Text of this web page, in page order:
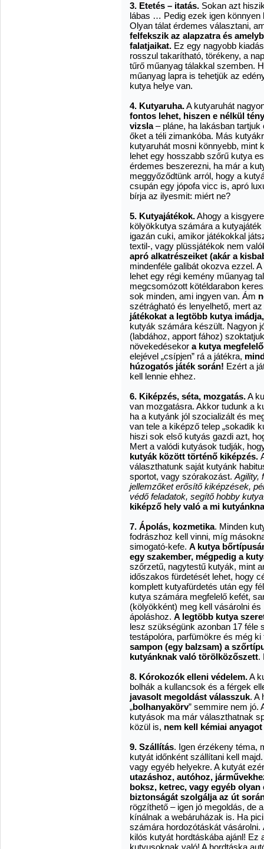
3. Etetés – itatás. Sokan azt
lábas … Pedig ezek igen könnyen
Olyan tálat érdemes választani,
felfekszik az alapzatra és
falatjaikat. Ez egy nagyobb
rosszul takarítható, törékeny, a
tűrő műanyag tálakkal szemben.
műanyag lapra is tehetjük az
kutya helye van.
4. Kutyaruha.A kutyaruhát
fontos lehet, hiszen e nélkül
vizsla– pláne, ha lakásban
őket a téli zimankóba. Más
kutyaruhát mosni könnyebb, mint
lehet egy hosszabb szőrű kutya
érdemes beszerezni, ha már a
meggyőződtünk arról, hogy a
csupán egy jópofa vicc is, apró
bírja az ilyesmit: miért ne?
5. Kutyajátékok.Ahogy a
kölyökkutya számára a
igazán cuki, amikor játékokkal
textil-, vagy plüssjátékok nem
apró alkatrészeiket (akár a
mindenféle galibát okozva ezzel.
lehet egy régi kemény műanyag
megcsomózott kötéldarabon
sok minden, ami ingyen van. Ám
szétrágható és lenyelhető, mert
játékokat a legtöbb kutya imádja,
kutyák számára készült. Nagyon
(labdához, apport fához)
növekedésekor a kutya
elejével „csípjen” rá a játékra,
húzogatós játék során! Ezért a
kell lennie ehhez.
6. Kiképzés, séta, mozgatás.A
van mozgatásra. Akkor tudunk a
ha a kutyánk jól szocializált és
van tele a kiképző telep „sokadik
hiszi sok első kutyás gazdi azt,
Mert a valódi kutyások tudják,
kutyák között történő kiképzés.
választhatunk saját kutyánk
sportot, vagy szórakozást. Agility,
jellemzőket erősítő kiképzések,
védő feladatok, segítő hobby
kiképző hely való a mi
7. Ápolás, kozmetika. Minden
fodrászhoz kell vinni, míg
simogató-kefe. A kutya
egy szakember, mégpedig a
szőrzetű, nagytestű kutyák, mint
időszakos fürdetését lehet, hogy
komplett kutyafürdetés után egy
kutya számára megfelelő kefét,
(kölyökként) meg kell vásárolni
ápoláshoz. A legtöbb kutya
lesz szükségünk azonban 17 féle
testápolóra, parfümökre és még
sampon (egy balzsam) a
kutyánknak való törölközőszett.
8. Kórokozók elleni védelem.A
bolhák a kullancsok és a férgek
javasolt megoldást válasszuk. A
„bolhanyakörv” semmire nem jó.
kutyások ma már választhatnak
közül is, nem kell kémiai
9. Szállítás. Igen érzékeny téma,
kutyát időnként szállítani kell
vagy egyéb helyekre. A kutyát
utazáshoz, autóhoz,
boksz, ketrec, vagy egyéb
biztonságát szolgálja az út
rögzíthető – igen jó megoldás, de
kínálnak a webáruházak is. Ha
számára hordozótáskát
kilós kutyát hordtáskába ajánl! Ez
kutyusoknak való! A hordtáska